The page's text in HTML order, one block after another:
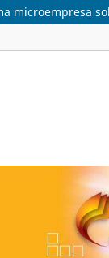
microempresa